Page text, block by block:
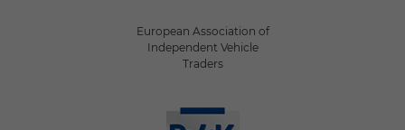
European Association of
Independent Vehicle
Traders